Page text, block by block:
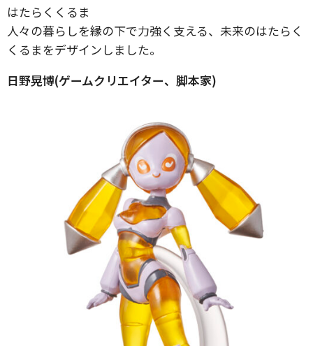
はたらくくるま
人々の暮らしを縁の下で力強く支える、未来のはたらく
くるまをデザインしました。
日野晃博(ゲームクリエイター、脚本家)​